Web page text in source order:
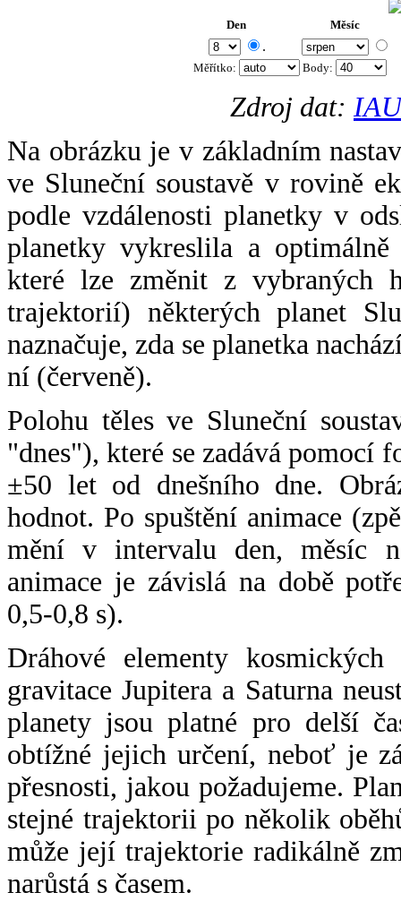
Den Měsíc
.
Měřítko: Body:
Zdroj dat:
Na obrázku je v základním
ve Sluneční soustavě v rovině
podle vzdálenosti planetky v
planetky vykreslila a
které lze změnit z vybraných
trajektorií) některých planet
naznačuje, zda se planetka
ní (červeně).
Polohu těles ve Sluneční
"dnes"), které se zadává pomocí
±50 let od dnešního dne.
hodnot. Po spuštění animace
mění v intervalu den, měsíc
animace je závislá na době
0,5-0,8 s).
Dráhové elementy
gravitace Jupitera a Saturna
planety jsou platné pro delší
obtížné jejich určení, neboť je
přesnosti, jakou požadujeme.
stejné trajektorii po několik
může její trajektorie radikálně
narůstá s časem.